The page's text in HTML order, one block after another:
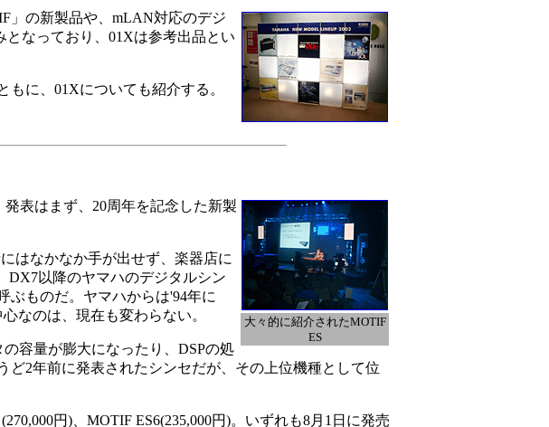
」の新製品や、mLAN対応のデジ
なっており、01Xは参考出品とい
に、01Xについても紹介する。
大々的に紹介されたMOTIF
ES
表はまず、20周年を記念した新製
はなかなか手が出せず、楽器店に
DX7以降のヤマハのデジタルシン
ぶものだ。ヤマハからは'94年に
なのは、現在も変わらない。
容量が膨大になったり、DSPの処
2年前に発表されたシンセだが、その上位機種として位
円)、MOTIF ES6(235,000円)。いずれも8月1日に発売